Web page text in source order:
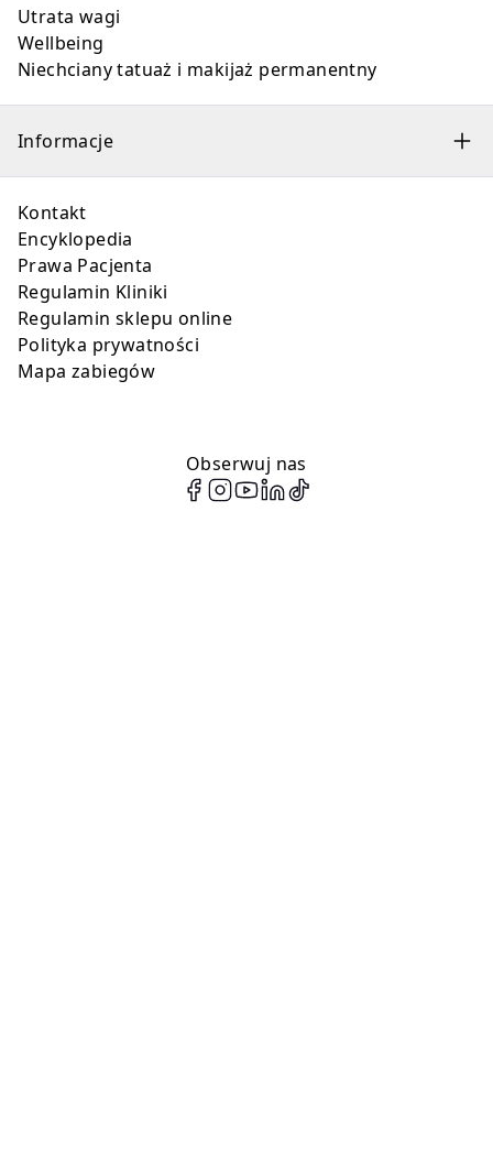
Utrata wagi
Wellbeing
Niechciany tatuaż i makijaż permanentny
Informacje
Kontakt
Encyklopedia
Prawa Pacjenta
Regulamin Kliniki
Regulamin sklepu online
Polityka prywatności
Mapa zabiegów
Obserwuj nas